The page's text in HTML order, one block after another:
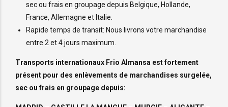
sec ou frais en groupage depuis Belgique, Hollande,
France, Allemagne et Italie.
Rapide temps de transit: Nous livrons votre marchandise
entre 2 et 4 jours maximum.
Transports internationaux Frio Almansa est fortement
présent pour des enlèvements de marchandises surgelée,
sec ou frais en groupage depuis: